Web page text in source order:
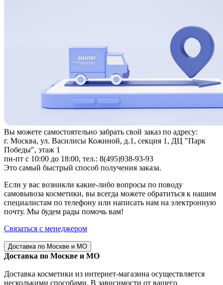
Вы можете самостоятельно забрать свой заказ по адресу:
г. Москва, ул. Василисы Кожиной, д.1, секция 1, ДЦ "Парк
Победы", этаж 1
пн-пт с 10:00 до 18:00, тел.: 8(495)938-93-93
Это самый быстрый способ получения заказа.
Если у вас возникли какие-либо вопросы по поводу
самовывоза косметики, вы всегда можете обратиться к нашим
специалистам по телефону или написать нам на электронную
почту. Мы будем рады помочь вам!
Связаться с менеджером
Доставка по Москве и МО
Доставка по Москве и МО
Доставка косметики из интернет-магазина осуществляется
несколькими способами. В зависимости от вашего